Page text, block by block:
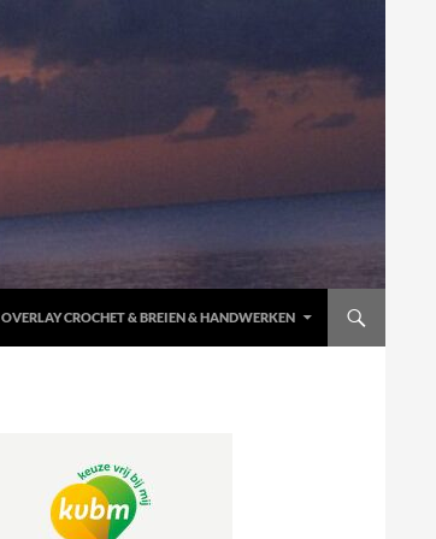
OVERLAY CROCHET & BREIEN & HANDWERKEN